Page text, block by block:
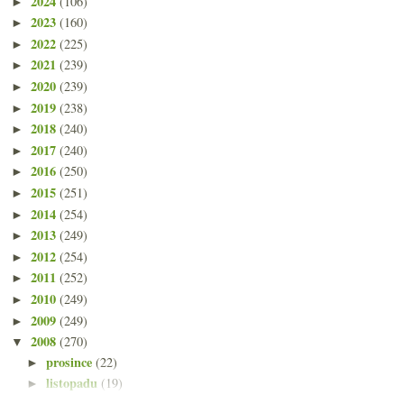
► 2023 (160)
► 2022 (225)
► 2021 (239)
► 2020 (239)
► 2019 (238)
► 2018 (240)
► 2017 (240)
► 2016 (250)
► 2015 (251)
► 2014 (254)
► 2013 (249)
► 2012 (254)
► 2011 (252)
► 2010 (249)
► 2009 (249)
▼ 2008 (270)
►prosince(22)
►listopadu (19)